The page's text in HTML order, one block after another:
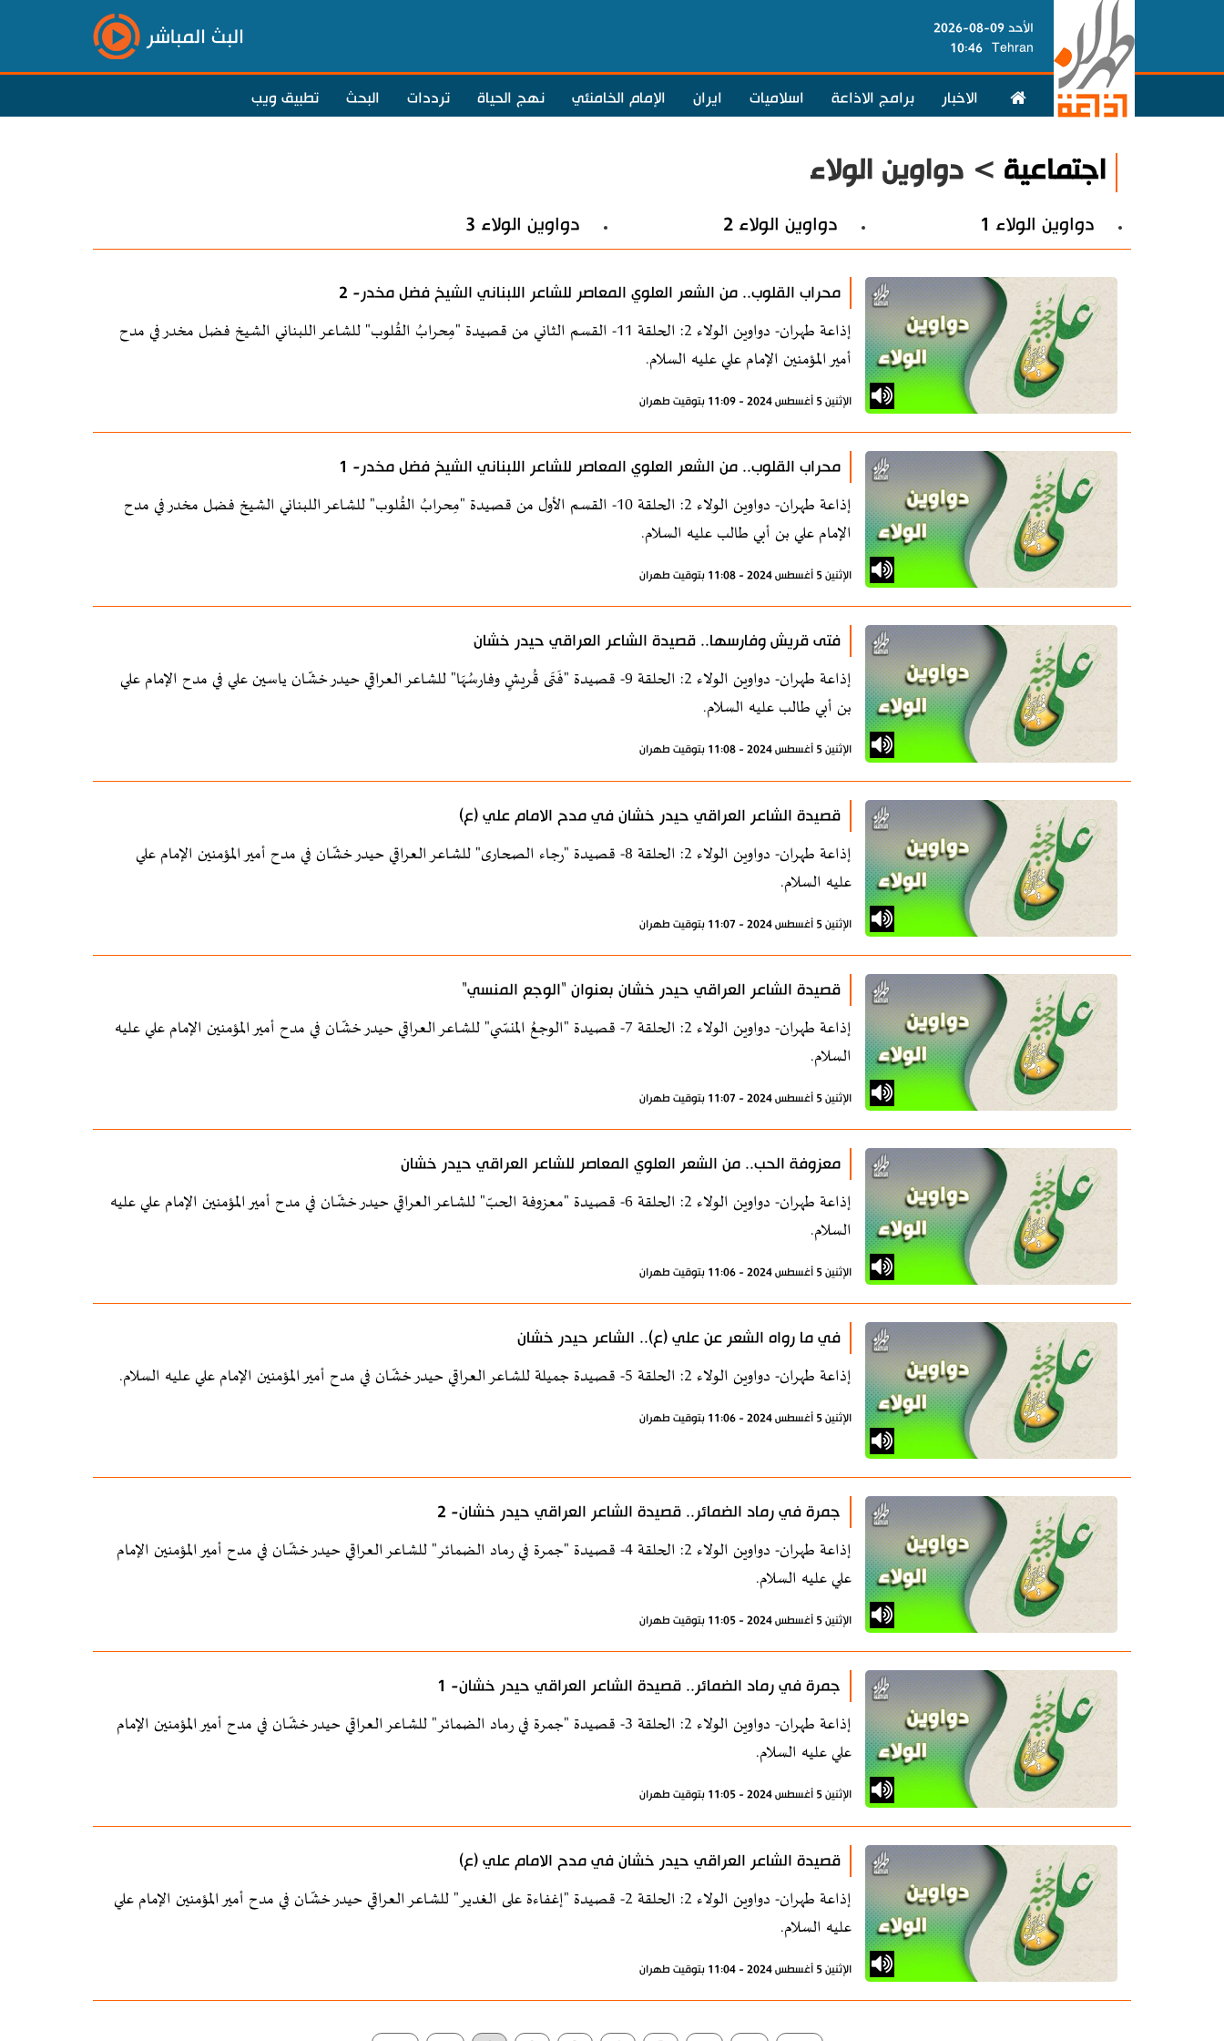
الأحد 09-08-2026
Tehran
10:46 البث المباشر
الاخبار برامج الاذاعة اسلاميات ايران الإمام الخامنئي نهج الحياة ترددات البحث تطبيق ويب
اجتماعية > دواوين الولاء
دواوين الولاء 1 دواوين الولاء 2 دواوين الولاء 3
محراب القلوب.. من الشعر العلوي المعاصر للشاعر اللبناني الشيخ فضل مخدر- 2
إذاعة طهران- دواوين الولاء 2: الحلقة 11- القسم الثاني من قصيدة "مِحرابُ القُلوب" للشاعر اللبناني الشيخ فضل مخدر في مدح
أمير المؤمنين الإمام علي عليه السلام.
الإثنين 5 أغسطس 2024 - 11:09 بتوقيت طهران
محراب القلوب.. من الشعر العلوي المعاصر للشاعر اللبناني الشيخ فضل مخدر- 1
إذاعة طهران- دواوين الولاء 2: الحلقة 10- القسم الأول من قصيدة "مِحرابُ القُلوب" للشاعر اللبناني الشيخ فضل مخدر في مدح
الإمام علي بن أبي طالب عليه السلام.
الإثنين 5 أغسطس 2024 - 11:08 بتوقيت طهران
فتى قريش وفارسها.. قصيدة الشاعر العراقي حيدر خشان
إذاعة طهران- دواوين الولاء 2: الحلقة 9- قصيدة "فَتَى قُريشٍ وفارسُهَا" للشاعر العراقي حيدر خشّان ياسين علي في مدح الإمام علي
بن أبي طالب عليه السلام.
الإثنين 5 أغسطس 2024 - 11:08 بتوقيت طهران
قصيدة الشاعر العراقي حيدر خشان في مدح الامام علي (ع)
إذاعة طهران- دواوين الولاء 2: الحلقة 8- قصيدة "رجاء الصحارى" للشاعر العراقي حيدر خشّان في مدح أمير المؤمنين الإمام علي
عليه السلام.
الإثنين 5 أغسطس 2024 - 11:07 بتوقيت طهران
قصيدة الشاعر العراقي حيدر خشان بعنوان "الوجع المنسي"
إذاعة طهران- دواوين الولاء 2: الحلقة 7- قصيدة "الوجعُ المنسّي" للشاعر العراقي حيدر خشّان في مدح أمير المؤمنين الإمام علي عليه
السلام.
الإثنين 5 أغسطس 2024 - 11:07 بتوقيت طهران
معزوفة الحب.. من الشعر العلوي المعاصر للشاعر العراقي حيدر خشان
إذاعة طهران- دواوين الولاء 2: الحلقة 6- قصيدة "معزوفة الحبّ" للشاعر العراقي حيدر خشّان في مدح أمير المؤمنين الإمام علي عليه
السلام.
الإثنين 5 أغسطس 2024 - 11:06 بتوقيت طهران
في ما رواه الشعر عن علي (ع).. الشاعر حيدر خشان
إذاعة طهران- دواوين الولاء 2: الحلقة 5- قصيدة جميلة للشاعر العراقي حيدر خشّان في مدح أمير المؤمنين الإمام علي عليه السلام.
الإثنين 5 أغسطس 2024 - 11:06 بتوقيت طهران
جمرة في رماد الضمائر.. قصيدة الشاعر العراقي حيدر خشان- 2
إذاعة طهران- دواوين الولاء 2: الحلقة 4- قصيدة "جمرة في رماد الضمائر" للشاعر العراقي حيدر خشّان في مدح أمير المؤمنين الإمام
علي عليه السلام.
الإثنين 5 أغسطس 2024 - 11:05 بتوقيت طهران
جمرة في رماد الضمائر.. قصيدة الشاعر العراقي حيدر خشان- 1
إذاعة طهران- دواوين الولاء 2: الحلقة 3- قصيدة "جمرة في رماد الضمائر" للشاعر العراقي حيدر خشّان في مدح أمير المؤمنين الإمام
علي عليه السلام.
الإثنين 5 أغسطس 2024 - 11:05 بتوقيت طهران
قصيدة الشاعر العراقي حيدر خشان في مدح الامام علي (ع)
إذاعة طهران- دواوين الولاء 2: الحلقة 2- قصيدة "إغفاءة على الغدير" للشاعر العراقي حيدر خشّان في مدح أمير المؤمنين الإمام علي
عليه السلام.
الإثنين 5 أغسطس 2024 - 11:04 بتوقيت طهران